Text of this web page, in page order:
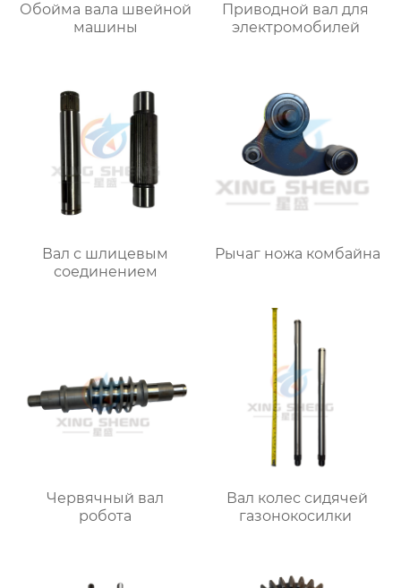
Обойма вала швейной
машины
Приводной вал для
электромобилей
Вал с шлицевым
соединением
Рычаг ножа комбайна
Червячный вал
робота
Вал колес сидячей
газонокосилки